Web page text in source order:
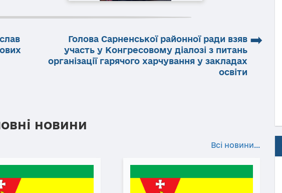
➡
Голова Сарненської районної ради взяв
участь у Конгресовому діалозі з питань
організації гарячого харчування у закладах
освіти
новини
Всі новини...